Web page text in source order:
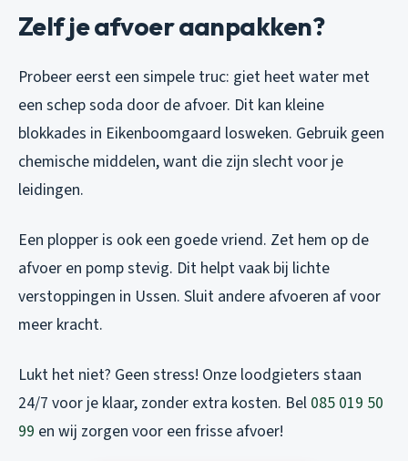
Zelf je afvoer aanpakken?
Probeer eerst een simpele truc: giet heet water met
een schep soda door de afvoer. Dit kan kleine
blokkades in Eikenboomgaard losweken. Gebruik geen
chemische middelen, want die zijn slecht voor je
leidingen.
Een plopper is ook een goede vriend. Zet hem op de
afvoer en pomp stevig. Dit helpt vaak bij lichte
verstoppingen in Ussen. Sluit andere afvoeren af voor
meer kracht.
Lukt het niet? Geen stress! Onze loodgieters staan
24/7 voor je klaar, zonder extra kosten. Bel 085 019 50
99 en wij zorgen voor een frisse afvoer!